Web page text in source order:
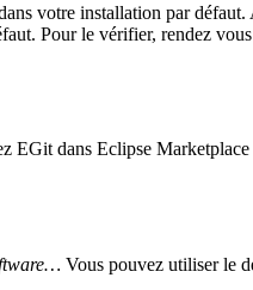
votre installation par
Pour le vérifier, rendez
dans Eclipse
Vous pouvez utiliser le